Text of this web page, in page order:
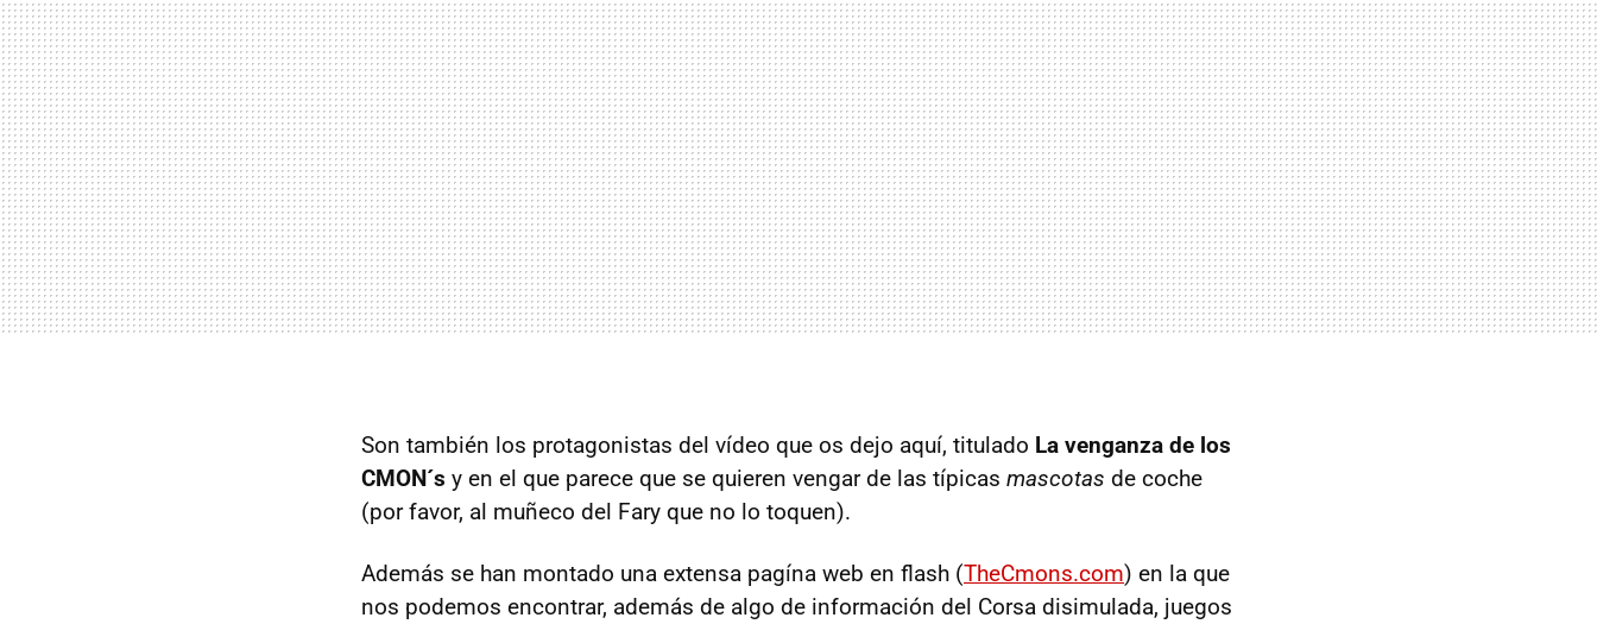
Son también los protagonistas del vídeo que os dejo aquí, titulado La venganza de los
CMON´s y en el que parece que se quieren vengar de las típicas mascotas de coche
(por favor, al muñeco del Fary que no lo toquen).
Además se han montado una extensa pagína web en flash (TheCmons.com) en la que
nos podemos encontrar, además de algo de información del Corsa disimulada, juegos